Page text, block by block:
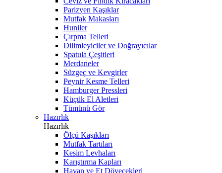
Parizyen Kaşıklar
Mutfak Makasları
Huniler
Çırpma Telleri
Dilimleyiciler ve Doğrayıcılar
Spatula Çeşitleri
Merdaneler
Süzgeç ve Kevgirler
Peynir Kesme Telleri
Hamburger Pressleri
Küçük El Aletleri
Tümünü Gör
Hazırlık
Hazırlık
Ölçü Kaşıkları
Mutfak Tartıları
Kesim Levhaları
Karıştırma Kapları
Havan ve Et Dövecekleri